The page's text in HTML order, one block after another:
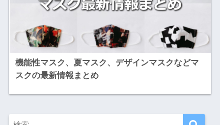
機能性マスク、夏マスク、デザインマスクなどマ
スクの最新情報まとめ